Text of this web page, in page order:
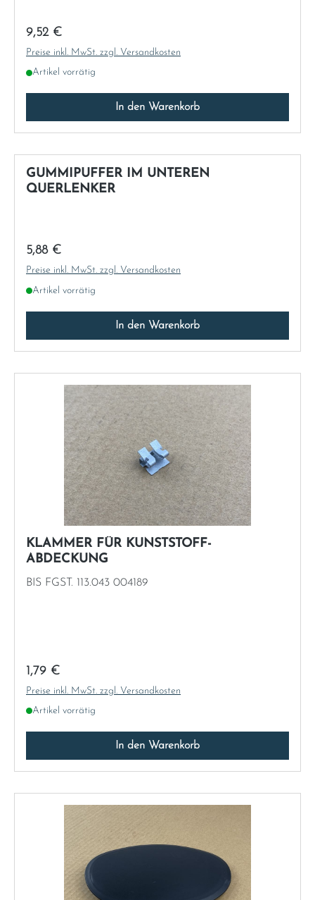
Regulärer Preis:
9,52 €
Preise inkl. MwSt. zzgl. Versandkosten
Artikel vorrätig
In den Warenkorb
GUMMIPUFFER IM UNTEREN
QUERLENKER
Regulärer Preis:
5,88 €
Preise inkl. MwSt. zzgl. Versandkosten
Artikel vorrätig
In den Warenkorb
KLAMMER FÜR KUNSTSTOFF-
ABDECKUNG
BIS FGST. 113.043 004189
Regulärer Preis:
1,79 €
Preise inkl. MwSt. zzgl. Versandkosten
Artikel vorrätig
In den Warenkorb